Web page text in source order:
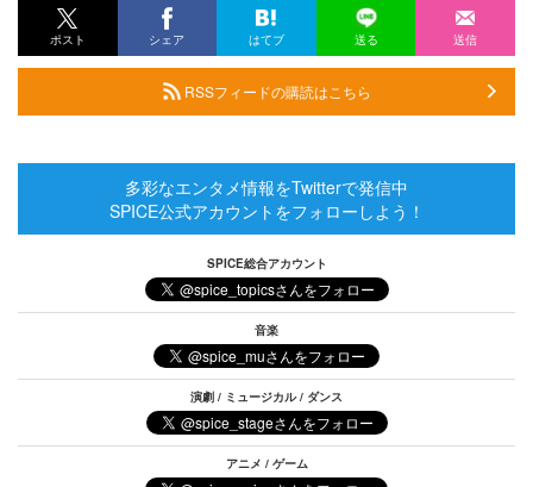
ポスト シェア はてブ 送る 送信
RSSフィードの購読はこちら
多彩なエンタメ情報をTwitterで発信中
SPICE公式アカウントをフォローしよう！
SPICE総合アカウント
音楽
演劇 / ミュージカル / ダンス
アニメ / ゲーム